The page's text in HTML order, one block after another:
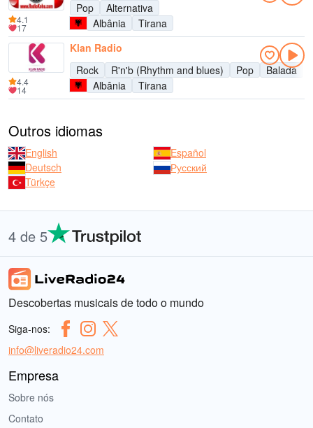
Pop
Alternativa
Albânia
Tirana
4.1
17
Klan Radio
Rock
R'n'b (Rhythm and blues) Pop
Balada
Albânia
Tirana
4.4
14
Outros idiomas
English
Español
Deutsch
Русский
Türkçe
4 de 5
Descobertas musicais de todo o mundo
Siga-nos:
info@liveradio24.com
Empresa
Sobre nós
Contato